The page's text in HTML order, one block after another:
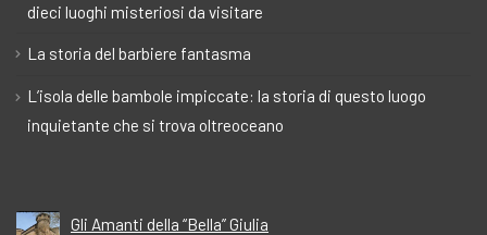
dieci luoghi misteriosi da visitare
La storia del barbiere fantasma
L’isola delle bambole impiccate: la storia di questo luogo
inquietante che si trova oltreoceano
Gli Amanti della “Bella” Giulia